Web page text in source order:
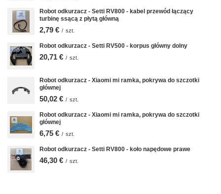
Robot odkurzacz - Setti RV800 - kabel przewód łączący
turbinę ssącą z płytą główną
2,79 € / szt.
Robot odkurzacz - Setti RV500 - korpus główny dolny
20,71 € / szt.
Robot odkurzacz - Xiaomi mi ramka, pokrywa do szczotki
głównej
50,02 € / szt.
Robot odkurzacz - Xiaomi mi ramka, pokrywa do szczotki
głównej
6,75 € / szt.
Robot odkurzacz - Setti RV800 - koło napędowe prawe
46,30 € / szt.